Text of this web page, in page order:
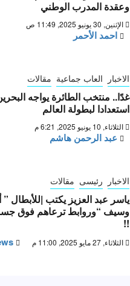
وعقدة المدرب الوطني
الإثنين, 30 يونيو 2025, 11:49 ص
احمد الأحمر
الاخبار العاب جماعية مقالات
غدًا.. منتخب الطائرة يواجه
استعدادا لبطولة العالم
الثلاثاء, 10 يونيو 2025, 6:21 م
عبد الرحمن هاشم
الاخبار رئيسى مقالات
ياسر عبد العزيز يكتب |للأبطال
وسيف “وروابط ترعاهم فوق
!!
الثلاثاء, 27 مايو 2025, 11:00 م